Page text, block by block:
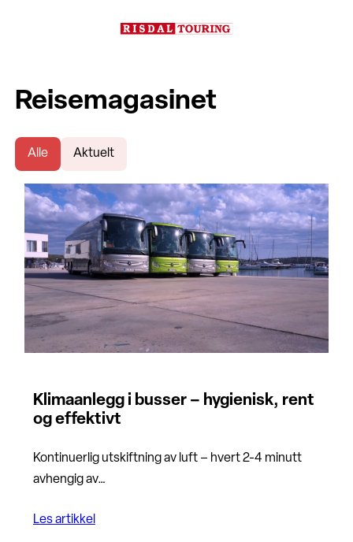
Reisemagasinet
Alle Aktuelt
Klimaanlegg i busser – hygienisk, rent
og effektivt
Kontinuerlig utskiftning av luft – hvert 2-4 minutt
avhengig av…
Les artikkel